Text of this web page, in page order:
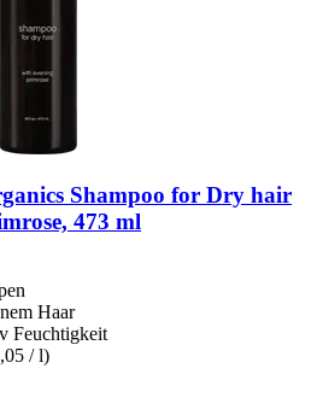
Shampoo for Dry hair
473 ml
Haar
Feuchtigkeit
/ l)